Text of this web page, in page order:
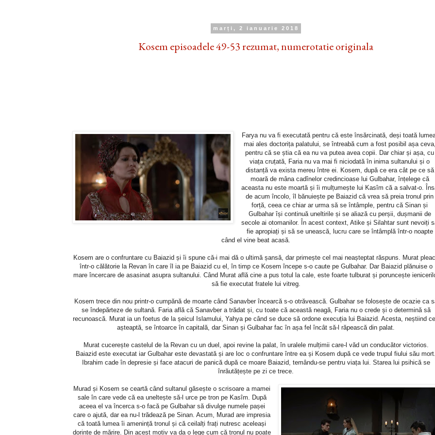
marți, 2 ianuarie 2018
Kosem episoadele 49-53 rezumat, numerotatie originala
Farya nu va fi executată pentru că este însărcinată, deși toată
mai ales doctorița palatului, se întreabă cum a fost posibil așa ceva,
pentru că se știa că ea nu va putea avea copii. Dar chiar și așa, cu
viața cruțată, Faria nu va mai fi niciodată în inima sultanului și o
distanță va exista mereu între ei. Kosem, după ce era cât pe ce să
moară de mâna cadînelor credincioase lui Gulbahar, înțelege că
aceasta nu este moartă și îi mulțumește lui Kasîm că a salvat-o.
de acum încolo, îl bănuiește pe Baiazid că vrea să preia tronul prin
forță, ceea ce chiar ar urma să se întâmple, pentru că Sinan și
Gulbahar își continuă uneltirile și se aliază cu perșii, dușmanii de
secole ai otomanilor. În acest context, Atike și Silahtar sunt nevoiți
fie apropiați și să se unească, lucru care se întâmplă într-o noapte
când el vine beat acasă.
Kosem are o confruntare cu Baiazid și îi spune că-i mai dă o ultimă șansă, dar primește cel mai neașteptat răspuns. Murat
într-o călătorie la Revan în care îl ia pe Baiazid cu el, în timp ce Kosem începe s-o caute pe Gulbahar. Dar Baiazid plănuise o
mare încercare de asasinat asupra sultanului. Când Murat află cine a pus totul la cale, este foarte tulburat și poruncește
să fie executat fratele lui vitreg.
Kosem trece din nou printr-o cumpănă de moarte când Sanavber încearcă s-o otrăvească. Gulbahar se folosește de ocazie ca
se îndepărteze de sultană. Faria află că Sanavber a trădat și, cu toate că această neagă, Faria nu o crede și o determină să
recunoască. Murat ia un foetus de la șeicul Islamului, Yahya pe când se duce să ordone execuția lui Baiazid. Acesta, neștiind
așteaptă, se întoarce în capitală, dar Sinan și Gulbahar fac în așa fel încât să-l răpească din palat.
Murat cucerește castelul de la Revan cu un duel, apoi revine la palat, în uralele mulțimii care-l văd un conducător victorios.
Baiazid este executat iar Gulbahar este devastată și are loc o confruntare între ea și Kosem după ce vede trupul fiului său mort.
Ibrahim cade în depresie și face atacuri de panică după ce moare Baiazid, temându-se pentru viața lui. Starea lui psihică se
înrăutățește pe zi ce trece.
Murad și Kosem se ceartă când sultanul găsește o scrisoare a mamei
sale în care vede că ea uneltește să-l urce pe tron pe Kasîm. După
aceea el va încerca s-o facă pe Gulbahar să divulge numele pașei
care o ajută, dar ea nu-l trădează pe Sinan. Acum, Murad are impresia
că toată lumea îi amenință tronul și că ceilalți frați nutresc aceleași
dorințe de mărire. Din acest motiv va da o lege cum că tronul nu poate